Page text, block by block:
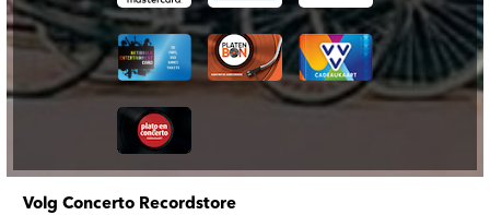
Volg Concerto Recordstore